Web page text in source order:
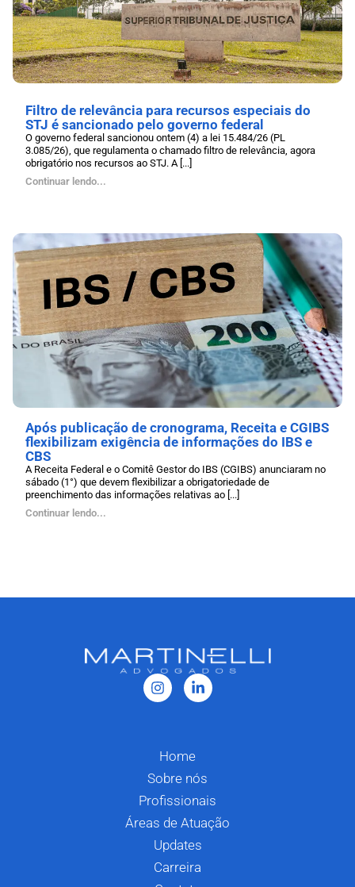
Filtro de relevância para recursos especiais do
STJ é sancionado pelo governo federal
O governo federal sancionou ontem (4) a lei 15.484/26 (PL
3.085/26), que regulamenta o chamado filtro de relevância, agora
obrigatório nos recursos ao STJ. A [...]
Continuar lendo...
Após publicação de cronograma, Receita e CGIBS
flexibilizam exigência de informações do IBS e
CBS
A Receita Federal e o Comitê Gestor do IBS (CGIBS) anunciaram no
sábado (1°) que devem flexibilizar a obrigatoriedade de
preenchimento das informações relativas ao [...]
Continuar lendo...
Home
Sobre nós
Profissionais
Áreas de Atuação
Updates
Carreira